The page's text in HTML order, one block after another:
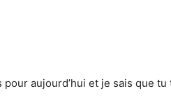
aujourd’hui et je sais que